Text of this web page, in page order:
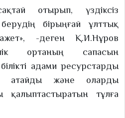
отырып, үздіксіз
бірыңғай ұлттық
-деген Қ.И.Нұров
ортаның сапасын
адами ресурстарды
атайды және оларды
қалыптастыратын тұлға